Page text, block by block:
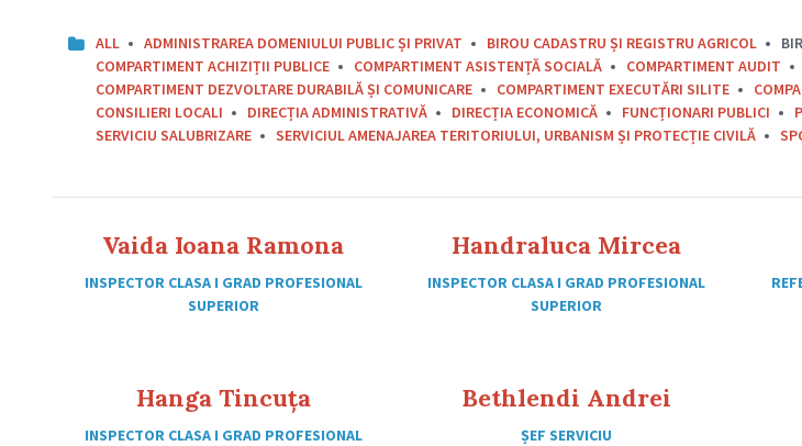
ALL ADMINISTRAREA DOMENIULUI PUBLIC ȘI PRIVAT BIROU CADASTRU ȘI REGISTRU AGRICOL
COMPARTIMENT ACHIZIȚII PUBLICE
COMPARTIMENT ASISTENȚĂ SOCIALĂ COMPARTIMENT AUDIT
COMPARTIMENT DEZVOLTARE DURABILĂ ȘI COMUNICARE
COMPARTIMENT EXECUTĂRI SILITE
CONSILIERI LOCALI
DIRECȚIA ADMINISTRATIVĂ DIRECȚIA ECONOMICĂ FUNCȚIONARI PUBLICI
SERVICIU SALUBRIZARE
SERVICIUL AMENAJAREA TERITORIULUI, URBANISM ȘI PROTECȚIE CIVILĂ
Vaida Ioana Ramona
INSPECTOR CLASA I GRAD PROFESIONAL
SUPERIOR
Handraluca Mircea
INSPECTOR CLASA I GRAD PROFESIONAL
SUPERIOR
Hanga Tincuța
INSPECTOR CLASA I GRAD PROFESIONAL
Bethlendi Andrei
ȘEF SERVICIU